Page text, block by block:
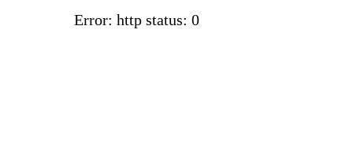
Error: http status: 0